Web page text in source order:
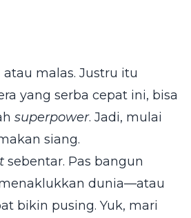
malas. Justru itu
yang serba cepat ini, bisa
superpower. Jadi, mulai
siang.
sebentar. Pas bangun
dunia—atau
bikin pusing. Yuk, mari